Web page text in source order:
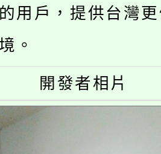
學年度學生
及新住民語歌
115學年度第
)教師甄選結果
校115學年度第
)教師甄選結果(
文化大學推廣
》溝通分析基
用戶，提供台灣
。
開發者相片